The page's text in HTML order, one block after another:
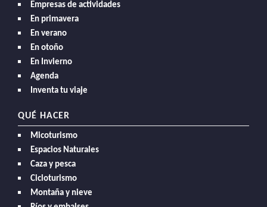
Empresas de actividades
En primavera
En verano
En otoño
En Invierno
Agenda
Inventa tu viaje
QUÉ HACER
Micoturismo
Espacios Naturales
Caza y pesca
Cicloturismo
Montaña y nieve